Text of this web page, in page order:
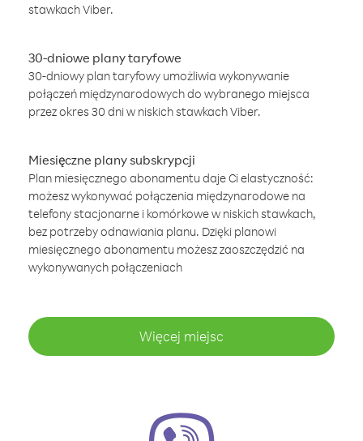
stawkach Viber.
30-dniowe plany taryfowe
30-dniowy plan taryfowy umożliwia wykonywanie
połączeń międzynarodowych do wybranego miejsca
przez okres 30 dni w niskich stawkach Viber.
Miesięczne plany subskrypcji
Plan miesięcznego abonamentu daje Ci elastyczność:
możesz wykonywać połączenia międzynarodowe na
telefony stacjonarne i komórkowe w niskich stawkach,
bez potrzeby odnawiania planu. Dzięki planowi
miesięcznego abonamentu możesz zaoszczędzić na
wykonywanych połączeniach
Więcej miejsc